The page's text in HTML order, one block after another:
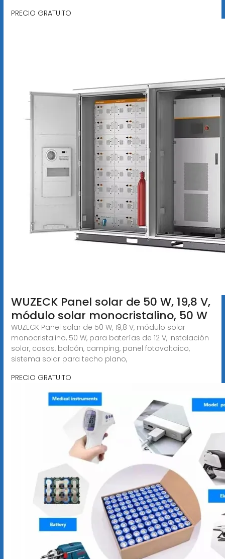
PRECIO GRATUITO
WUZECK Panel solar de 50 W, 19,8 V,
módulo solar monocristalino, 50 W
WUZECK Panel solar de 50 W, 19,8 V, módulo solar
monocristalino, 50 W, para baterías de 12 V, instalación
solar, casas, balcón, camping, panel fotovoltaico,
sistema solar para techo plano,
PRECIO GRATUITO